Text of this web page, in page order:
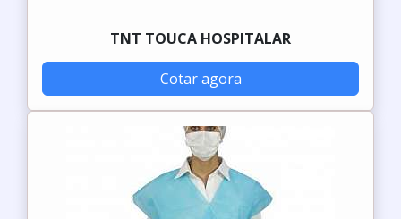
TNT TOUCA HOSPITALAR
Cotar agora